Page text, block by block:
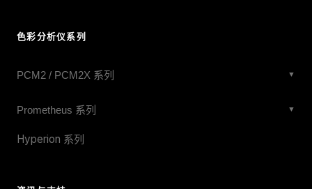
色彩分析仪系列
PCM2 / PCM2X 系列 ▼
Prometheus 系列 ▼
Prometheus 27mm Wide-Angle
Hyperion 系列